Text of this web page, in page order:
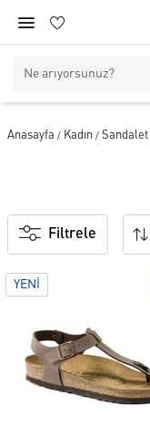
Anasayfa / Kadın / Sandalet
Filtrele
YENI